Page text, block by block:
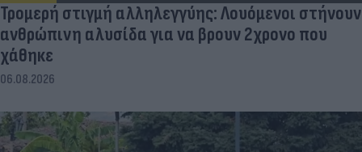
Τρομερή στιγμή αλληλεγγύης: Λουόμενοι στήνουν
ανθρώπινη αλυσίδα για να βρουν 2χρονο που
χάθηκε
06.08.2026